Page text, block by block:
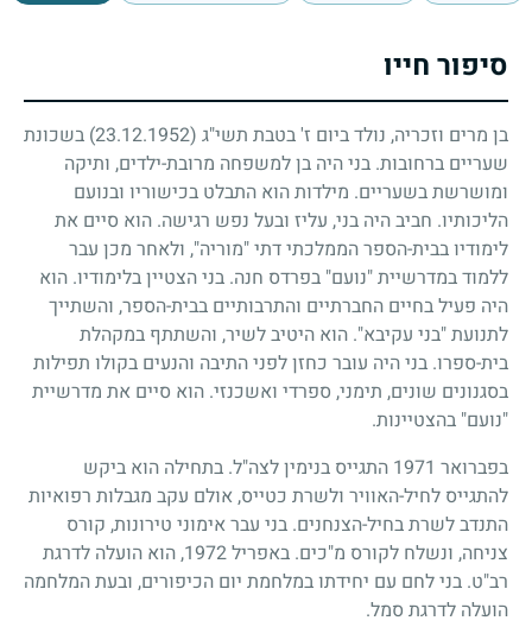
סיפור חייו
בן מרים וזכריה, נולד ביום ז' בטבת תשי"ג (23.12.1952)
בשכונת
שעריים ברחובות. בני היה בן למשפחה מרובת-ילדים, ותיקה
ומושרשת בשעריים. מילדות הוא התבלט בכישוריו ובנועם
הליכותיו. חביב היה בני, עליז ובעל נפש רגישה. הוא סיים את
לימודיו בבית-הספר הממלכתי דתי "מוריה", ולאחר מכן עבר
ללמוד במדרשיית "נועם" בפרדס חנה. בני הצטיין בלימודיו. הוא
היה פעיל בחיים החברתיים והתרבותיים בבית-הספר, והשתייך
לתנועת "בני עקיבא". הוא היטיב לשיר, והשתתף במקהלת
בית-ספרו. בני היה עובר כחזן לפני התיבה והנעים בקולו תפילות
בסגנונים שונים, תימני, ספרדי ואשכנזי. הוא סיים את מדרשיית
"נועם" בהצטיינות.
בפברואר 1971 התגייס בנימין לצה"ל. בתחילה הוא ביקש
להתגייס לחיל-האוויר ולשרת כטייס, אולם עקב מגבלות רפואיות
התנדב לשרת בחיל-הצנחנים. בני עבר אימוני טירונות, קורס
צניחה, ונשלח לקורס מ"כים. באפריל1972, הוא הועלה לדרגת
רב"ט. בני לחם עם יחידתו במלחמת יום הכיפורים, ובעת המלחמה
הועלה לדרגת סמל.